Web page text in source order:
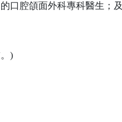
口腔頜面外科專科醫生；及
)